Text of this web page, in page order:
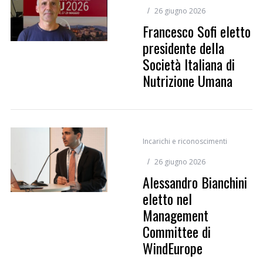
26 giugno 2026
Francesco Sofi eletto
presidente della
Società Italiana di
Nutrizione Umana
Incarichi e riconoscimenti
26 giugno 2026
Alessandro Bianchini
eletto nel
Management
Committee di
WindEurope